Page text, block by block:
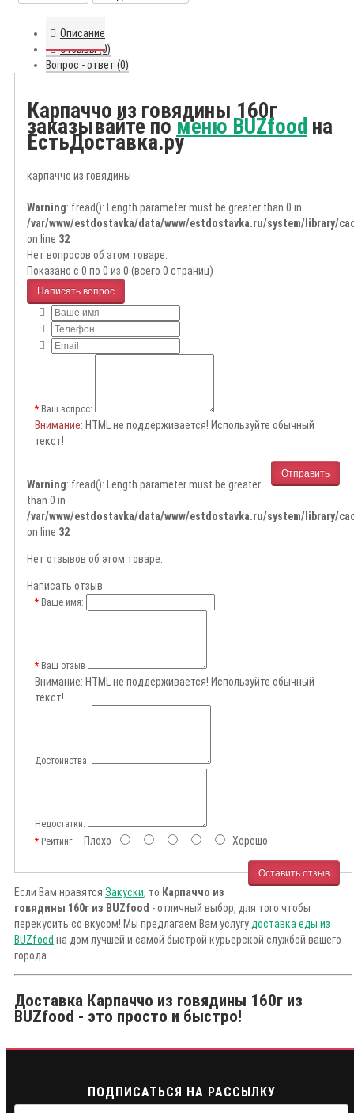
Описание
Отзывы (0)
Вопрос - ответ (0)
Карпаччо из говядины 160г
заказывайте поменю BUZfood на
ЕстьДоставка.ру
карпаччо из говядины
Warning: fread(): Length parameter must be greater than 0 in
/var/www/estdostavka/data/www/estdostavka.ru/system/library/
on line 32
Нет вопросов об этом товаре.
Показано с 0 по 0 из 0 (всего 0 страниц)
Написать вопрос
Ваш вопрос:
Внимание: HTML не поддерживается! Используйте обычный
текст!
Отправить
Warning: fread(): Length parameter must be greater
than 0 in
/var/www/estdostavka/data/www/estdostavka.ru/system/library/
on line 32
Нет отзывов об этом товаре.
Написать отзыв
Ваше имя:
Ваш отзыв
Внимание: HTML не поддерживается! Используйте обычный
текст!
Достоинства:
Недостатки:
РейтингПлохо Хорошо
Оставить отзыв
Если Вам нравятся Закуски, то Карпаччо из
говядины 160г из BUZfood - отличный выбор, для того чтобы
перекусить со вкусом! Мы предлагаем Вам услугу доставка еды из
BUZfood на дом лучшей и самой быстрой курьерской службой вашего
города.
Доставка Карпаччо из говядины 160г из
BUZfood - это просто и быстро!
ПОДПИСАТЬСЯ НА РАССЫЛКУ